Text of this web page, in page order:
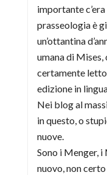
importante
prasseologia è
un’ottantina
umana di Mises,
certamente
edizione in
Nei blog al
in questo, o
nuove.
Sono i Menger, i
nuovo, non